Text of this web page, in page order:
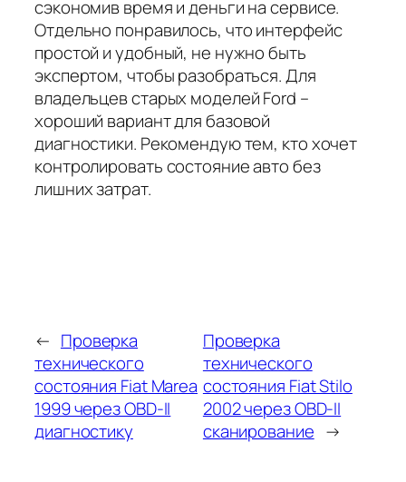
сэкономив время и деньги на сервисе.
Отдельно понравилось, что интерфейс
простой и удобный, не нужно быть
экспертом, чтобы разобраться. Для
владельцев старых моделей Ford –
хороший вариант для базовой
диагностики. Рекомендую тем, кто хочет
контролировать состояние авто без
лишних затрат.
← Проверка
технического
состояния Fiat Marea
1999 через OBD-II
диагностику
Проверка
технического
состояния Fiat Stilo
2002 через OBD-II
сканирование →